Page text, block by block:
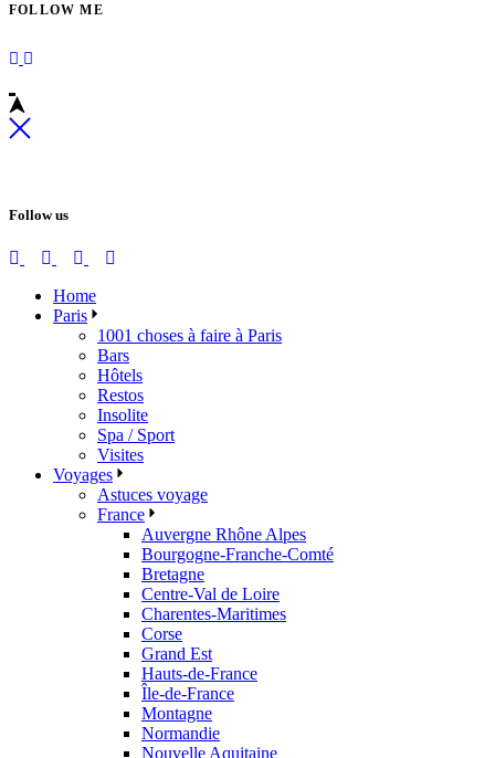
FOLLOW ME
Follow us
Home
Paris
1001 choses à faire à Paris
Bars
Hôtels
Restos
Insolite
Spa / Sport
Visites
Voyages
Astuces voyage
France
Auvergne Rhône Alpes
Bourgogne-Franche-Comté
Bretagne
Centre-Val de Loire
Charentes-Maritimes
Corse
Grand Est
Hauts-de-France
Île-de-France
Montagne
Normandie
Nouvelle Aquitaine